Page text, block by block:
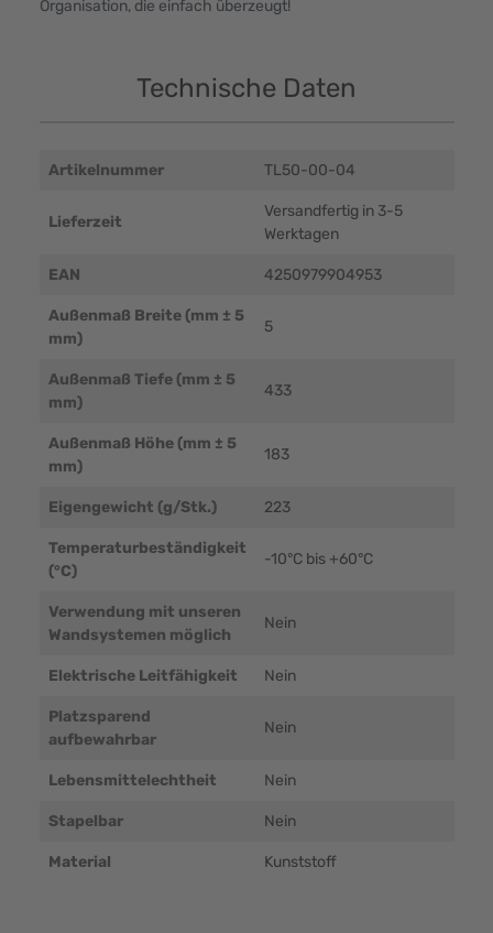
Organisation, die einfach überzeugt!
Technische Daten
Artikelnummer TL50-00-04
Lieferzeit
Versandfertig in 3-5
Werktagen
EAN 4250979904953
Außenmaß Breite (mm ± 5
mm)
5
Außenmaß Tiefe (mm ± 5
mm)
433
Außenmaß Höhe (mm ± 5
mm)
183
Eigengewicht (g/Stk.) 223
Temperaturbeständigkeit
(°C)
-10°C bis +60°C
Verwendung mit unseren
Wandsystemen möglich
Nein
Elektrische Leitfähigkeit Nein
Platzsparend
aufbewahrbar
Nein
Lebensmittelechtheit Nein
Stapelbar Nein
Material Kunststoff